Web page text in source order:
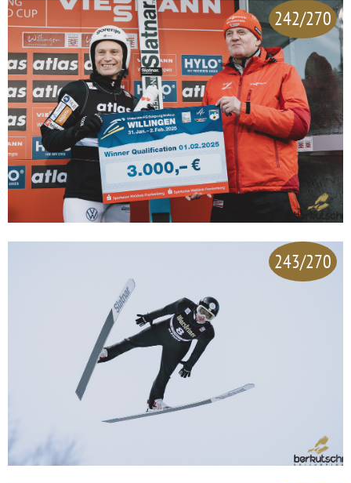
242/270
243/270